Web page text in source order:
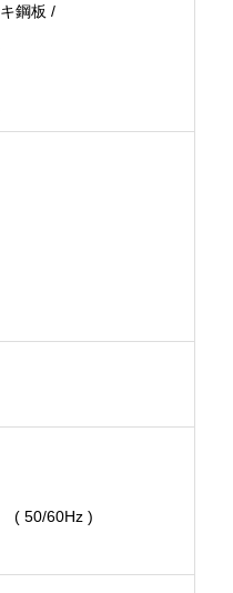
鋼板 /
( 50/60Hz )